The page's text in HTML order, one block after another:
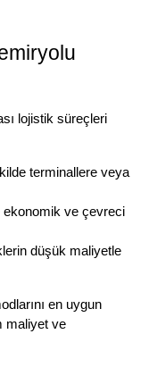
lojistik süreçleri
terminallere veya
ekonomik ve çevreci
düşük maliyetle
en uygun
maliyet ve